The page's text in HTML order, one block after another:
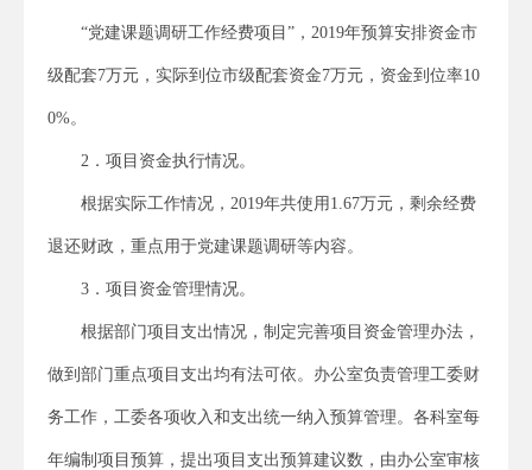
“党建课题调研工作经费项目”，2019年预算安排资金市
级配套7万元，实际到位市级配套资金7万元，资金到位率10
0%。
2．项目资金执行情况。
根据实际工作情况，2019年共使用1.67万元，剩余经费
退还财政，重点用于党建课题调研等内容。
3．项目资金管理情况。
根据部门项目支出情况，制定完善项目资金管理办法，
做到部门重点项目支出均有法可依。办公室负责管理工委财
务工作，工委各项收入和支出统一纳入预算管理。各科室每
年编制项目预算，提出项目支出预算建议数，由办公室审核